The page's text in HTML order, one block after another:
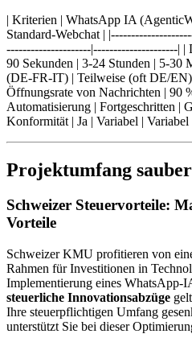
| Kriterien | WhatsApp IA
Standard-Webchat |
---------------------|---------------------| |
90 Sekunden | 3-24 Stunden | 5-30
(DE-FR-IT) | Teilweise (oft DE/EN)
Öffnungsrate von Nachrichten | 90
Automatisierung | Fortgeschritten |
Konformität | Ja | Variabel | Variabel
Projektumfang
Schweizer Steuervorteile:
Vorteile
Schweizer KMU profitieren von
Rahmen für Investitionen in
Implementierung eines WhatsApp-
steuerliche Innovationsabzüge
Ihre steuerpflichtigen Umfang
unterstützt Sie bei dieser